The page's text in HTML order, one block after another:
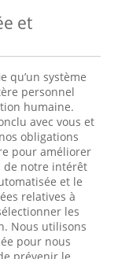
et
qu’un système
personnel
humaine.
avec vous et
obligations
pour améliorer
de notre intérêt
et le
relatives à
les
Nous utilisons
pour nous